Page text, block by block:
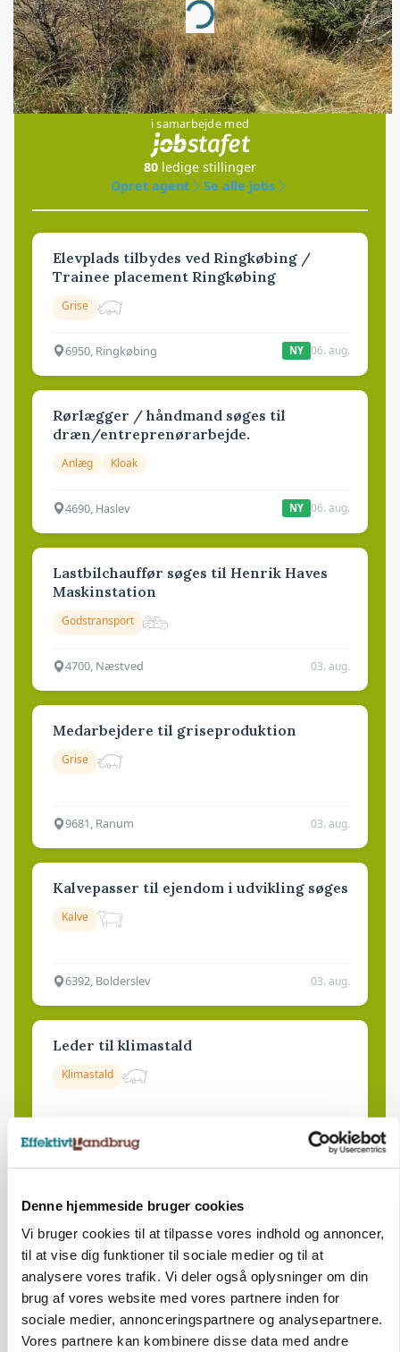
Denne hjemmeside bruger cookies
Vi bruger cookies til at tilpasse vores indhold og annoncer,
til at vise dig funktioner til sociale medier og til at
analysere vores trafik. Vi deler også oplysninger om din
brug af vores website med vores partnere inden for
sociale medier, annonceringspartnere og analysepartnere.
Vores partnere kan kombinere disse data med andre
Loading...
Jobs
i samarbejde med
80 ledige stillinger
Opret agent
Se alle jobs
Elevplads tilbydes ved Ringkøbing /
Trainee placement Ringkøbing
Grise
6950, Ringkøbing NY 06. aug.
Rørlægger / håndmand søges til
dræn/entreprenørarbejde.
Anlæg Kloak
4690, Haslev NY 06. aug.
Lastbilchauffør søges til Henrik Haves
Maskinstation
Godstransport
4700, Næstved 03. aug.
Medarbejdere til griseproduktion
Grise
9681, Ranum 03. aug.
Kalvepasser til ejendom i udvikling søges
Kalve
6392, Bolderslev 03. aug.
Leder til klimastald
Klimastald
9670, Løgstør 03. aug.